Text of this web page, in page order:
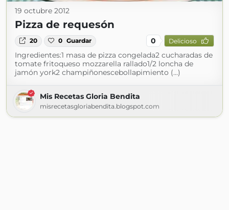
19 octubre 2012
Pizza de requesón
20 0 Guardar 0 Delicioso
Ingredientes:1 masa de pizza congelada2 cucharadas de
tomate fritoqueso mozzarella rallado1/2 loncha de
jamón york2 champiñonescebollapimiento (...)
Mis Recetas Gloria Bendita
misrecetasgloriabendita.blogspot.com